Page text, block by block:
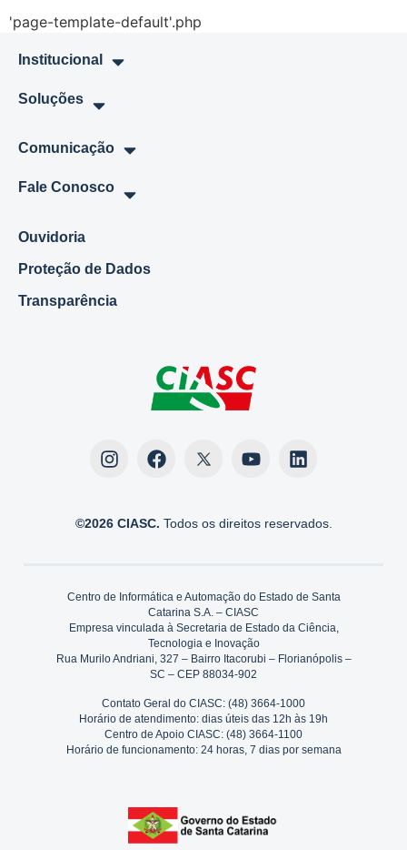
'page-template-default'.php
Institucional
Soluções
Comunicação
Fale Conosco
Ouvidoria
Proteção de Dados
Transparência
©2026 CIASC. Todos os direitos reservados.
Centro de Informática e Automação do Estado de Santa
Catarina S.A. – CIASC
Empresa vinculada à Secretaria de Estado da Ciência,
Tecnologia e Inovação
Rua Murilo Andriani, 327 – Bairro Itacorubi – Florianópolis –
SC – CEP 88034-902
Contato Geral do CIASC: (48) 3664-1000
Horário de atendimento: dias úteis das 12h às 19h
Centro de Apoio CIASC: (48) 3664-1100
Horário de funcionamento: 24 horas, 7 dias por semana